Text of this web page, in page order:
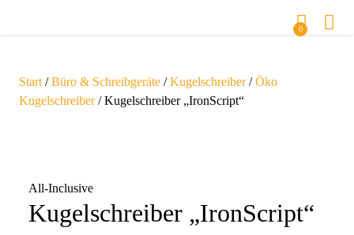
0
Start /Büro & Schreibgeräte /Kugelschreiber/Öko
Kugelschreiber/ Kugelschreiber „IronScript“
All-Inclusive
Kugelschreiber „IronScript“